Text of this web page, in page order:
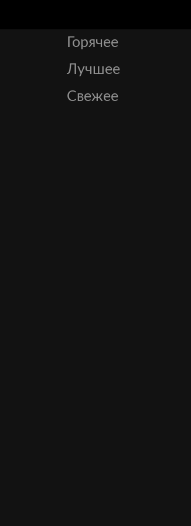
Горячее
Лучшее
Свежее